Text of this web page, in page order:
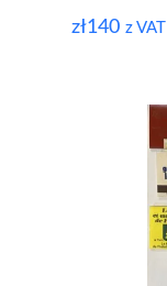
zł140 z VAT